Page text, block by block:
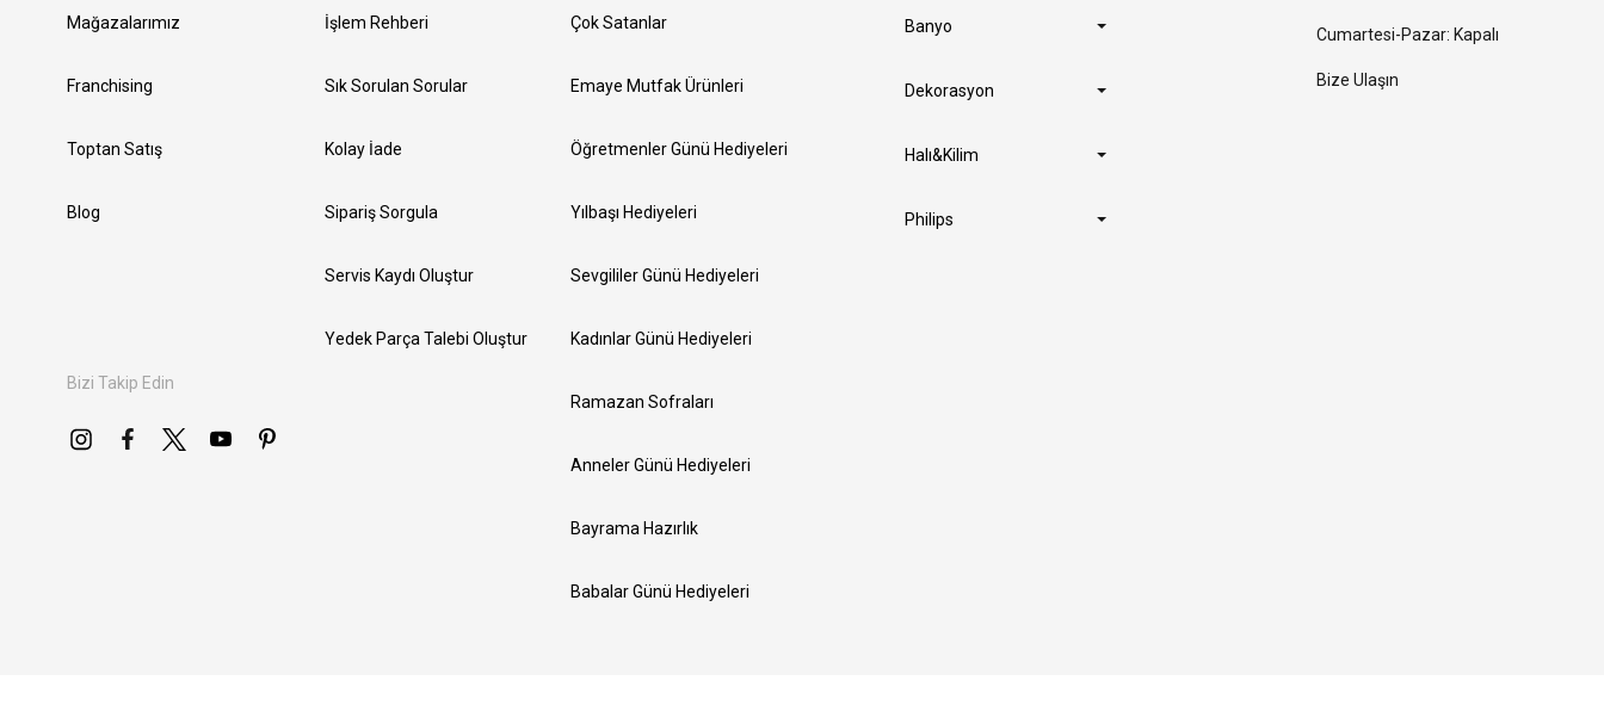
Mağazalarımız
Franchising
Toptan Satış
Blog
Bizi Takip Edin
İşlem Rehberi
Sık Sorulan Sorular
Kolay İade
Sipariş Sorgula
Servis Kaydı Oluştur
Yedek Parça Talebi Oluştur
Çok Satanlar
Emaye Mutfak Ürünleri
Öğretmenler Günü Hediyeleri
Yılbaşı Hediyeleri
Sevgililer Günü Hediyeleri
Kadınlar Günü Hediyeleri
Ramazan Sofraları
Anneler Günü Hediyeleri
Bayrama Hazırlık
Babalar Günü Hediyeleri
Banyo
Dekorasyon
Halı&Kilim
Philips
Cumartesi-Pazar: Kapalı
Bize Ulaşın